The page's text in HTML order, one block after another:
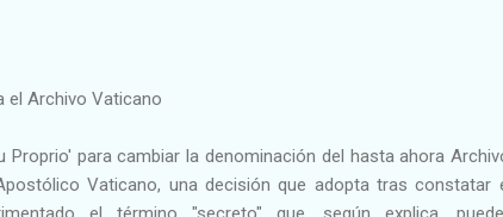
el Archivo Vaticano
Proprio' para cambiar la denominación del hasta ahora
Vaticano, una decisión que adopta tras constatar